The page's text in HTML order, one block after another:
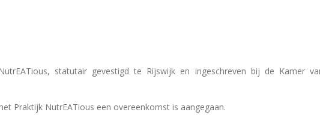
statutair gevestigd te Rijswijk en ingeschreven bij de Kamer
Praktijk NutrEATious een overeenkomst is aangegaan.